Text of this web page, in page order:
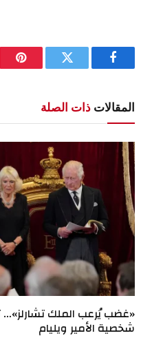
فيسبوك تويتر
المقالات ذات الصلة
«غضب يُرعب الملك تشارلز»…
شخصية الأمير ويليام